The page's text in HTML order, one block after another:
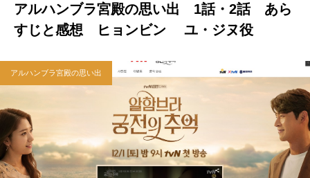
アルハンブラ宮殿の思い出 1話・2話 あら
すじと感想 ヒョンビン ユ・ジヌ役
アルハンブラ宮殿の思い出